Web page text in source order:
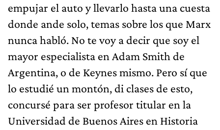
empujar el auto y llevarlo hasta una cuesta
donde ande solo, temas sobre los que Marx
nunca habló. No te voy a decir que soy el
mayor especialista en Adam Smith de
Argentina, o de Keynes mismo. Pero sí que
lo estudié un montón, di clases de esto,
concursé para ser profesor titular en la
Universidad de Buenos Aires en Historia